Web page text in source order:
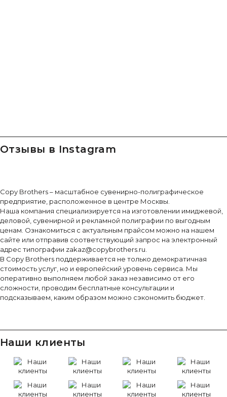
Отзывы в Instagram
Copy Brothers – масштабное сувенирно-полиграфическое
предприятие, расположенное в центре Москвы.
Наша компания специализируется на изготовлении имиджевой,
деловой, сувенирной и рекламной полиграфии по выгодным
ценам. Ознакомиться с актуальным прайсом можно на нашем
сайте или отправив соответствующий запрос на электронный
адрес типографии zakaz@copybrothers.ru.
В Copy Brothers поддерживается не только демократичная
стоимость услуг, но и европейский уровень сервиса. Мы
оперативно выполняем любой заказ независимо от его
сложности, проводим бесплатные консультации и
подсказываем, каким образом можно сэкономить бюджет.
Наши клиенты